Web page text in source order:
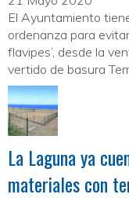
El Ayuntamiento
ordenanza para
flavipes’, desde la
vertido de basura
La Laguna ya
materiales con